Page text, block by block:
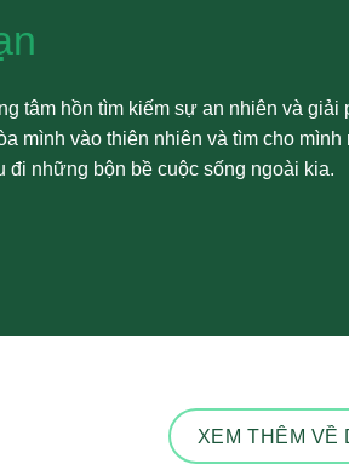
tâm hồn tìm kiếm sự an nhiên và giải
mình vào thiên nhiên và tìm cho mình
những bộn bề cuộc sống ngoài kia.
XEM THÊM VỀ